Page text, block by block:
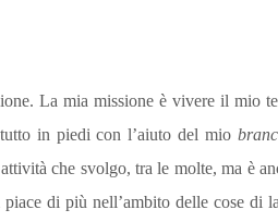
La mia missione è vivere il mio
in piedi con l’aiuto del mio
che svolgo, tra le molte, ma è
di più nell’ambito delle cose di